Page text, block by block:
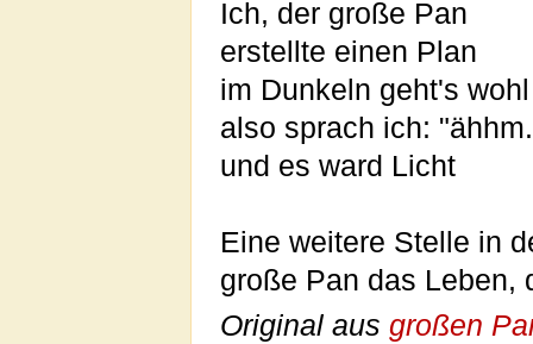
Ich, der große Pan
erstellte einen Plan
im Dunkeln geht's
also sprach ich:
und es ward Licht
Eine weitere Stelle in
große Pan das Leben,
Original aus großen